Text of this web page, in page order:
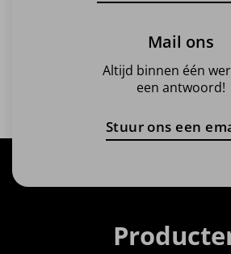
Mail ons
Altijd binnen één
een antwoord!
Stuur ons een